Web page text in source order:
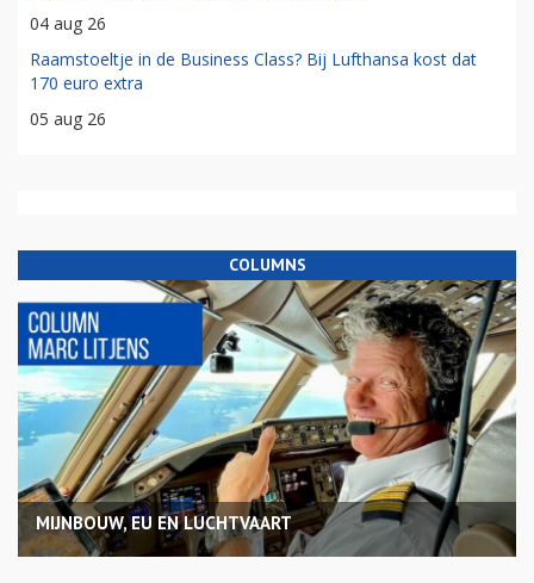
04 aug 26
Raamstoeltje in de Business Class? Bij Lufthansa kost dat
170 euro extra
05 aug 26
COLUMNS
MIJNBOUW, EU EN LUCHTVAART